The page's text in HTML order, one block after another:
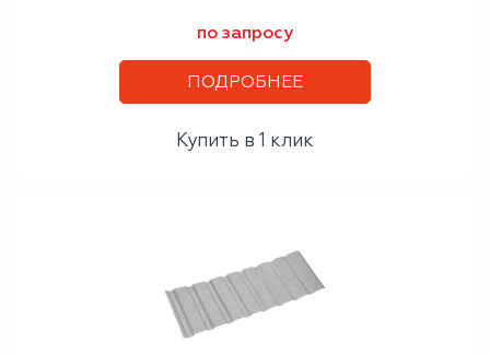
по запросу
ПОДРОБНЕЕ
Купить в 1 клик